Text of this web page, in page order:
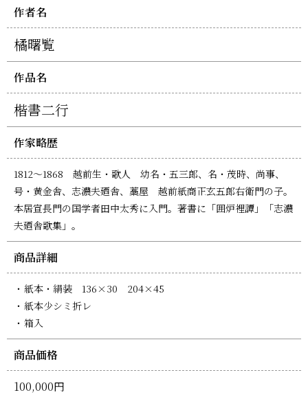
作者名
橘曙覧
作品名
楷書二行
作家略歴
1812～1868 越前生・歌人 幼名・五三郎、名・茂時、尚事、
号・黄金舎、志濃夫廼舎、藁屋 越前紙商正玄五郎右衛門の子。
本居宣長門の国学者田中太秀に入門。著書に「囲炉裡譚」「志濃
夫廼舎歌集」。
商品詳細
紙本・絹装 136×30 204×45
紙本少シミ折レ
箱入
商品価格
100,000円